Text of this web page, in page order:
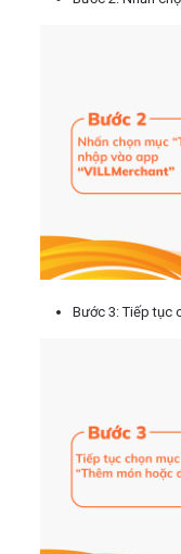
Bước 3: Tiếp tục